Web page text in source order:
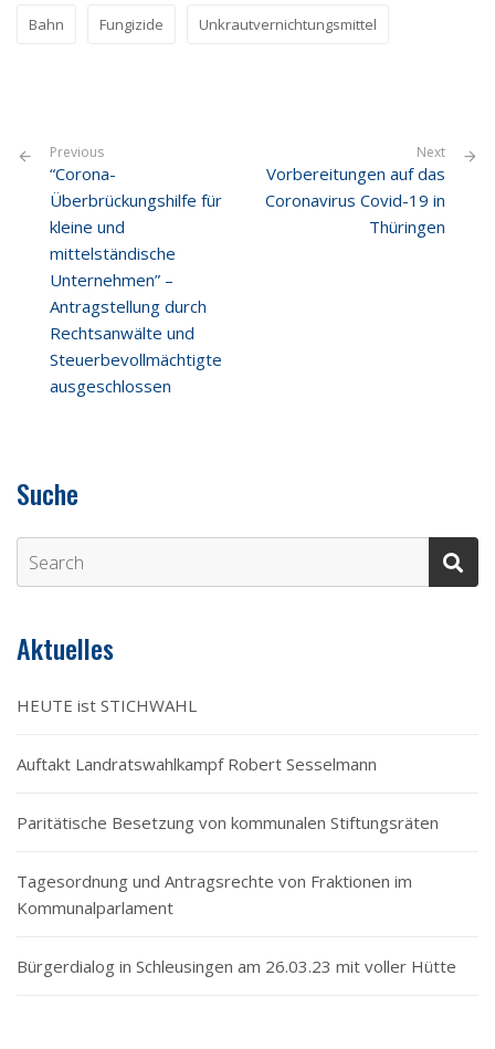
Bahn Fungizide Unkrautvernichtungsmittel
Previous
“Corona-
Überbrückungshilfe für
kleine und
mittelständische
Unternehmen” –
Antragstellung durch
Rechtsanwälte und
Steuerbevollmächtigte
ausgeschlossen
Next
Vorbereitungen auf das
Coronavirus Covid-19 in
Thüringen
Suche
Aktuelles
HEUTE ist STICHWAHL
Auftakt Landratswahlkampf Robert Sesselmann
Paritätische Besetzung von kommunalen Stiftungsräten
Tagesordnung und Antragsrechte von Fraktionen im
Kommunalparlament
Bürgerdialog in Schleusingen am 26.03.23 mit voller Hütte